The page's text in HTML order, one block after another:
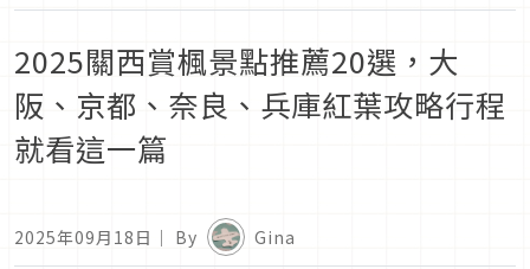
2025關西賞楓景點推薦20選，大
阪、京都、奈良、兵庫紅葉攻略行程
就看這一篇
2025年09月18日 ｜ By Gina